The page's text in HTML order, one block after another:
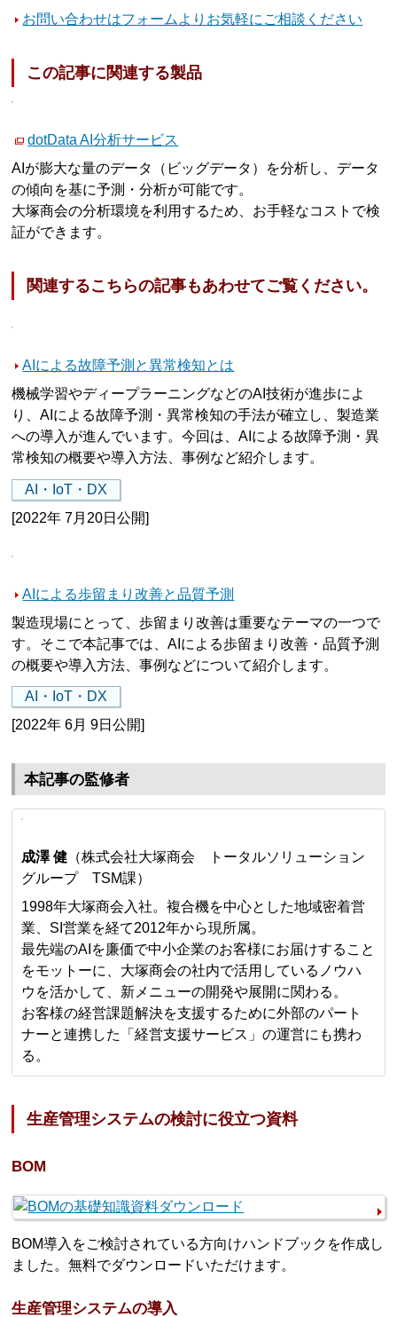
お問い合わせはフォームよりお気軽にご相談ください
この記事に関連する製品
dotData AI分析サービス
AIが膨大な量のデータ（ビッグデータ）を分析し、データ
の傾向を基に予測・分析が可能です。
大塚商会の分析環境を利用するため、お手軽なコストで検
証ができます。
関連するこちらの記事もあわせてご覧ください。
AIによる故障予測と異常検知とは
機械学習やディープラーニングなどのAI技術が進歩によ
り、AIによる故障予測・異常検知の手法が確立し、製造業
への導入が進んでいます。今回は、AIによる故障予測・異
常検知の概要や導入方法、事例など紹介します。
AI・IoT・DX
[2022年 7月20日公開]
AIによる歩留まり改善と品質予測
製造現場にとって、歩留まり改善は重要なテーマの一つで
す。そこで本記事では、AIによる歩留まり改善・品質予測
の概要や導入方法、事例などについて紹介します。
AI・IoT・DX
[2022年 6月 9日公開]
本記事の監修者
成澤 健 （株式会社大塚商会 トータルソリューション
グループ TSM課）
1998年大塚商会入社。複合機を中心とした地域密着営
業、SI営業を経て2012年から現所属。
最先端のAIを廉価で中小企業のお客様にお届けすること
をモットーに、大塚商会の社内で活用しているノウハ
ウを活かして、新メニューの開発や展開に関わる。
お客様の経営課題解決を支援するために外部のパート
ナーと連携した「経営支援サービス」の運営にも携わ
る。
生産管理システムの検討に役立つ資料
BOM
BOM導入をご検討されている方向けハンドブックを作成し
ました。無料でダウンロードいただけます。
生産管理システムの導入